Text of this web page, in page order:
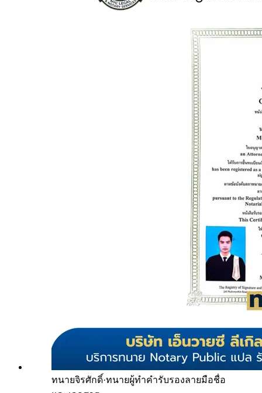
ทนายจิรศักดิ์·ทนายผู้ทำคำรับรองลายมือชื่อ